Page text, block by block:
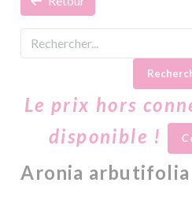
Le prix hors
disponible !
Aronia